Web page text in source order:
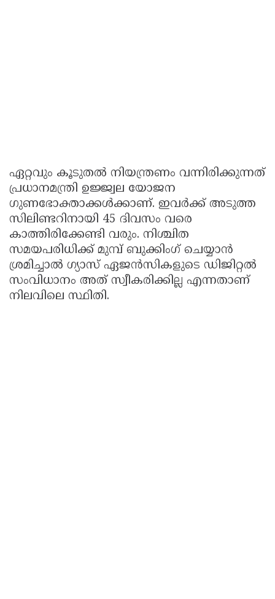
ഏറ്റവും കൂടുതൽ നിയന്ത്രണം വന്നിരിക്കുന്നത്
പ്രധാനമന്ത്രി ഉജ്ജ്വല യോജന
ഗുണഭോക്താക്കൾക്കാണ്. ഇവർക്ക് അടുത്ത
സിലിണ്ടറിനായി 45 ദിവസം വരെ
കാത്തിരിക്കേണ്ടി വരും. നിശ്ചിത
സമയപരിധിക്ക് മുമ്പ് ബുക്കിംഗ് ചെയ്യാൻ
ശ്രമിച്ചാൽ ഗ്യാസ് ഏജൻസികളുടെ ഡിജിറ്റൽ
സംവിധാനം അത് സ്വീകരിക്കില്ല എന്നതാണ്
നിലവിലെ സ്ഥിതി.